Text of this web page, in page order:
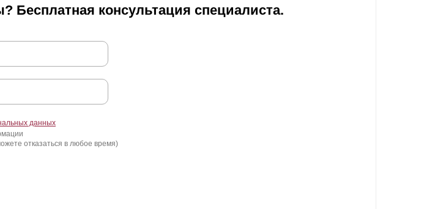
Бесплатная консультация специалиста.
данных
отказаться в любое время)